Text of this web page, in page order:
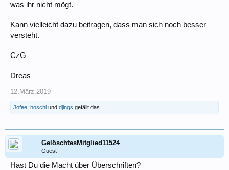
was ihr nicht mögt.
Kann vielleicht dazu beitragen, dass man sich noch besser
versteht.
CzG
Dreas
12.März.2019
Jofee hoschi und djings gefällt das.
GelöschtesMitglied11524
Guest
Hast Du die Macht über Überschriften?